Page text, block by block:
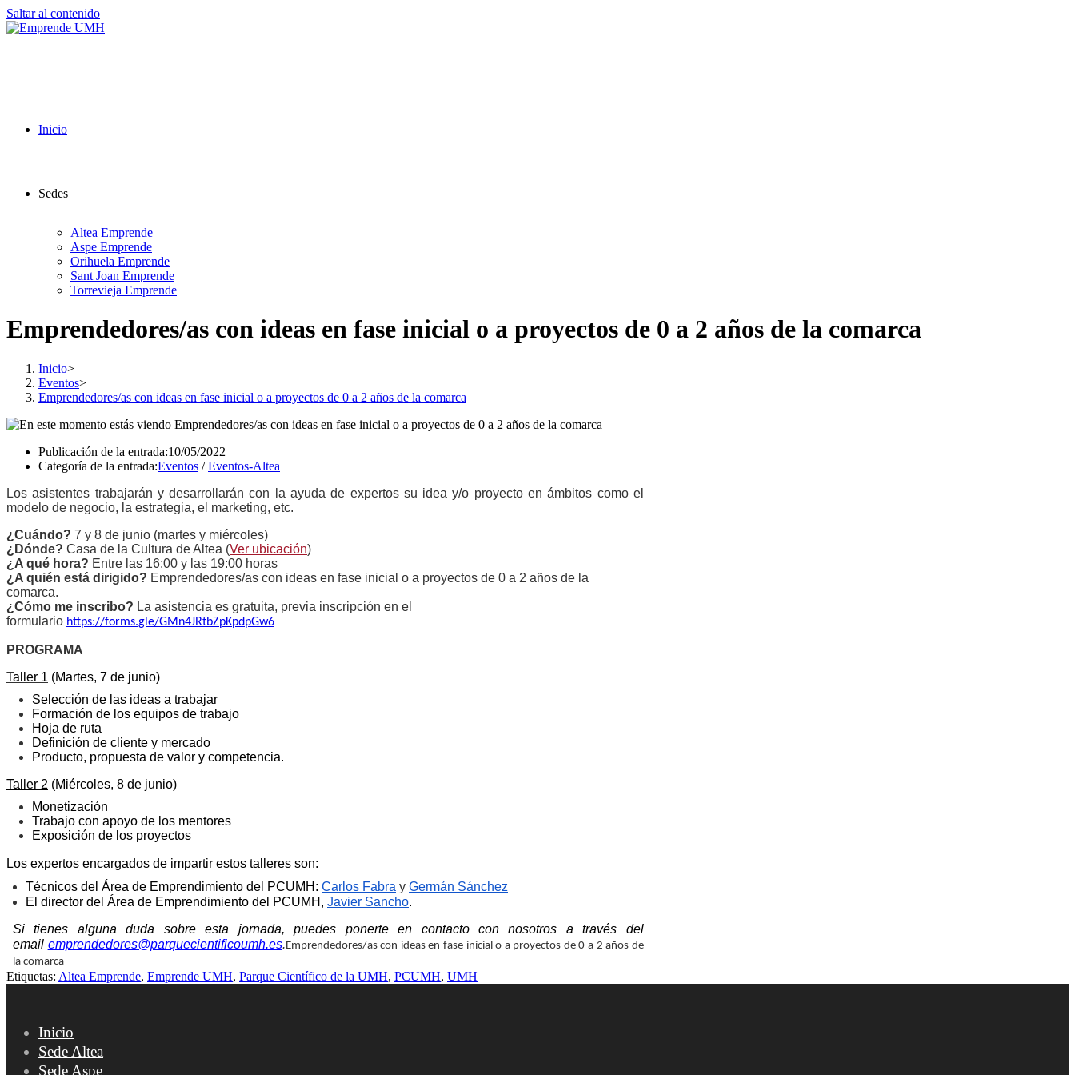
Saltar al contenido
Inicio
Sedes
Altea Emprende
Aspe Emprende
Orihuela Emprende
Sant Joan Emprende
Torrevieja Emprende
Emprendedores/as con ideas en fase inicial o a proyectos de 0 a 2 años de la comarca
Inicio>
Eventos>
Emprendedores/as con ideas en fase inicial o a proyectos de 0 a 2 años de la comarca
Publicación de la entrada:10/05/2022
Categoría de la entrada:Eventos / Eventos-Altea
Los asistentes trabajarán y desarrollarán con la ayuda de expertos su idea y/o proyecto en ámbitos como el
modelo de negocio, la estrategia, el marketing, etc.
¿Cuándo? 7 y 8 de junio (martes y miércoles)
¿Dónde? Casa de la Cultura de Altea (Ver ubicación)
¿A qué hora? Entre las 16:00 y las 19:00 horas
¿A quién está dirigido? Emprendedores/as con ideas en fase inicial o a proyectos de 0 a 2 años de la
comarca.
¿Cómo me inscribo? La asistencia es gratuita, previa inscripción en el
formulario https://forms.gle/GMn4JRtbZpKpdpGw6
PROGRAMA
Taller 1 (Martes, 7 de junio)
Selección de las ideas a trabajar
Formación de los equipos de trabajo
Hoja de ruta
Definición de cliente y mercado
Producto, propuesta de valor y competencia.
Taller 2 (Miércoles, 8 de junio)
Monetización
Trabajo con apoyo de los mentores
Exposición de los proyectos
Los expertos encargados de impartir estos talleres son:
Técnicos del Área de Emprendimiento del PCUMH: Carlos Fabra y Germán Sánchez
El director del Área de Emprendimiento del PCUMH, Javier Sancho.
Si tienes alguna duda sobre esta jornada, puedes ponerte en contacto con nosotros a través del
email emprendedores@parquecientificoumh.es. Emprendedores/as con ideas en fase inicial o a proyectos de 0 a 2 años de
la comarca
Etiquetas: Altea Emprende, Emprende UMH, Parque Científico de la UMH, PCUMH, UMH
Inicio
Sede Altea
Sede Aspe